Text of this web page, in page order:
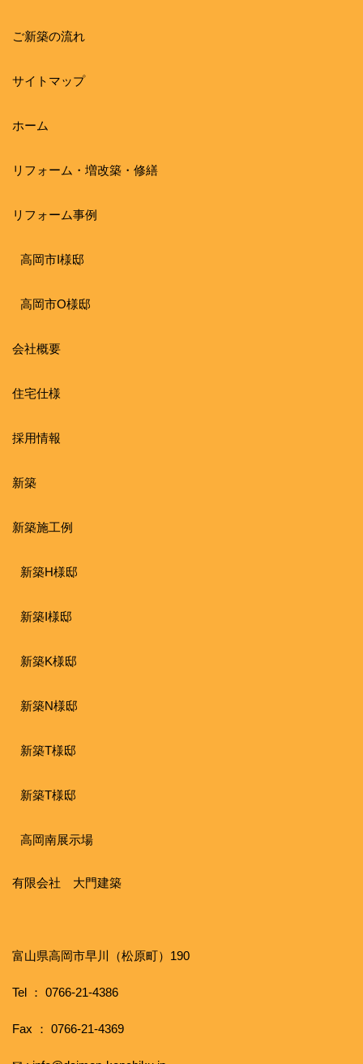
ご新築の流れ
サイトマップ
ホーム
リフォーム・増改築・修繕
リフォーム事例
高岡市I様邸
高岡市O様邸
会社概要
住宅仕様
採用情報
新築
新築施工例
新築H様邸
新築I様邸
新築K様邸
新築N様邸
新築T様邸
新築T様邸
高岡南展示場
有限会社 大門建築
富山県高岡市早川（松原町）190
Tel ： 0766-21-4386
Fax ： 0766-21-4369